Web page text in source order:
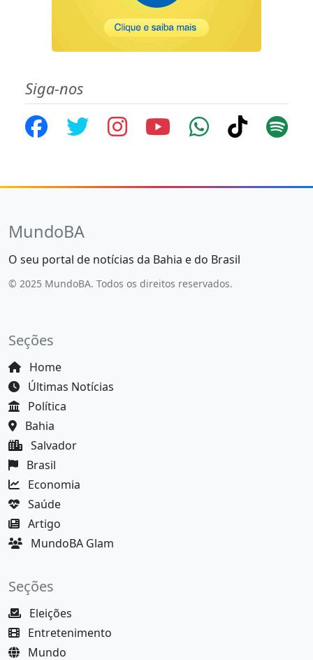
Siga-nos
MundoBA
O seu portal de notícias da Bahia e do Brasil
© 2025 MundoBA. Todos os direitos reservados.
Seções
Home
Últimas Notícias
Política
Bahia
Salvador
Brasil
Economia
Saúde
Artigo
MundoBA Glam
Seções
Eleições
Entretenimento
Mundo